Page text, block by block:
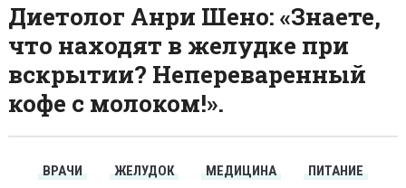
Диетолог Анри Шено: «Знаете,
что находят в желудке при
вскрытии? Непереваренный
кофе с молоком!».
ВРАЧИ ЖЕЛУДОК МЕДИЦИНА
ПИТАНИЕ